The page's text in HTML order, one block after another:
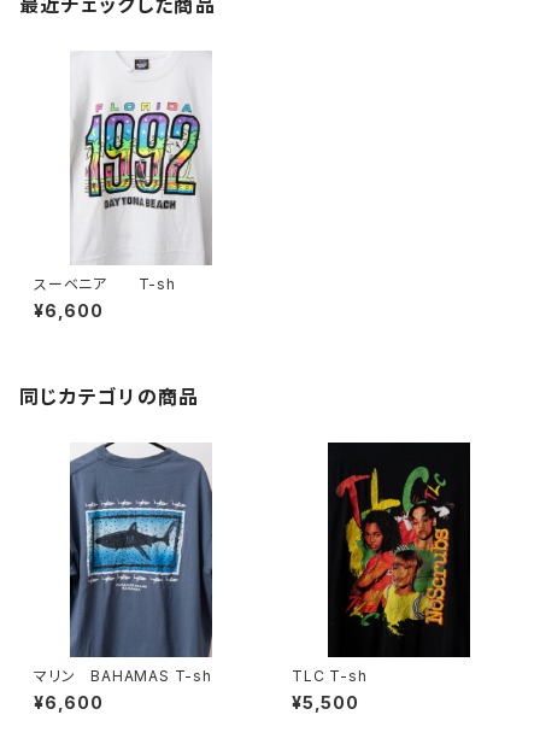
最近チェックした商品
スーベニア T-sh
¥6,600
同じカテゴリの商品
マリン BAHAMAS T-sh
¥6,600
TLC T-sh
¥5,500